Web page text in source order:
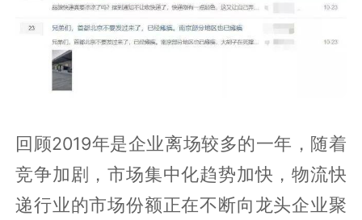
回顾2019年是企业离场较多的一年，随着
竞争加剧，市场集中化趋势加快，物流快
递行业的市场份额正在不断向龙头企业聚